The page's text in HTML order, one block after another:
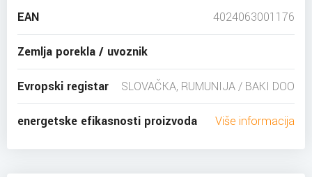
EAN 4024063001176
Zemlja porekla / uvoznik
SLOVAČKA, RUMUNIJA / BAKI DOO
Evropski registar
energetske efikasnosti proizvoda Više informacija